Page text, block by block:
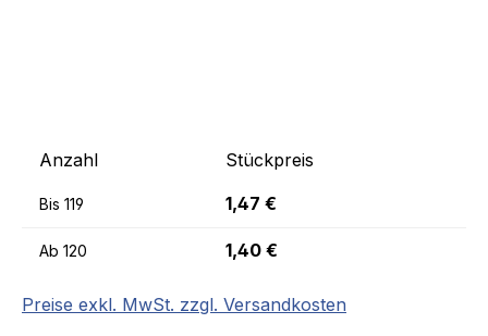
Anzahl Stückpreis
Bis 119 1,47 €
Ab 120 1,40 €
Preise exkl. MwSt. zzgl. Versandkosten